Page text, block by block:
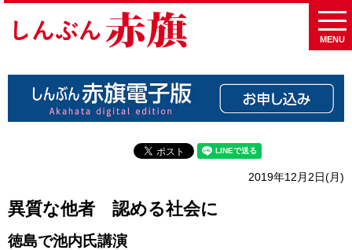
MENU
2019年12月2日(月)
異質な他者 認める社会に
徳島で池内氏講演